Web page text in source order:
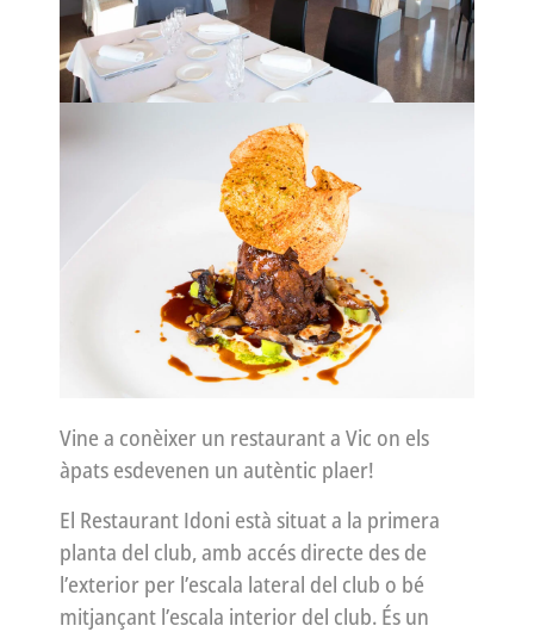
Vine a conèixer un restaurant a Vic on els
àpats esdevenen un autèntic plaer!
El Restaurant Idoni està situat a la primera
planta del club, amb accés directe des de
l’exterior per l’escala lateral del club o bé
mitjançant l’escala interior del club. És un